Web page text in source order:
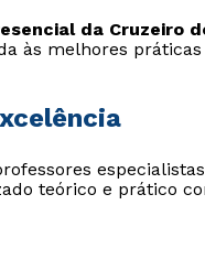
da Cruzeiro
às melhores
teórico e prático